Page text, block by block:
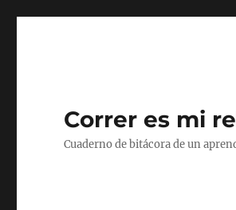
Correr es mi
Cuaderno de bitácora de un